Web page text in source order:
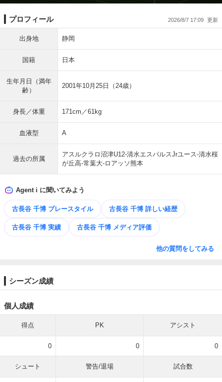
プロフィール 2026/8/7 17:09
出身地 静岡
国籍 日本
生年月日（満年
齢）
2001年10月25日（24歳）
身長／体重 171cm／61kg
血液型 A
過去の所属
アスルクラロ沼津U12-清水エスパルスJrユース-清水桜
が丘高-常葉大-ロアッソ熊本
Agent i に聞いてみよう
古長谷 千博 プレースタイル 古長谷 千博 詳しい経歴
古長谷 千博 実績 古長谷 千博 メディア評価
他の質問をしてみる
シーズン成績
個人成績
得点 PK アシスト
0 0 0
シュート 警告/退場 試合数